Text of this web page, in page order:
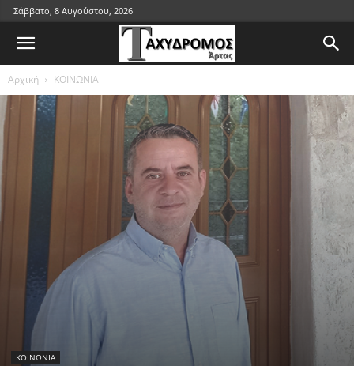
Σάββατο, 8 Αυγούστου, 2026
Αρχική ΚΟΙΝΩΝΙΑ
ΚΟΙΝΩΝΙΑ